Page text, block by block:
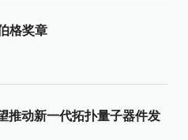
格奖章
推动新一代拓扑量子器件发